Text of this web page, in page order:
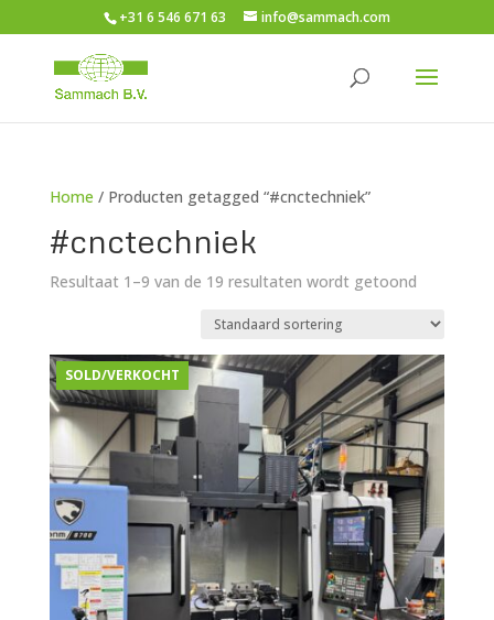
+31 6 546 671 63 info@sammach.com
Home / Producten getagged “#cnctechniek”
#cnctechniek
Resultaat 1–9 van de 19 resultaten wordt getoond
SOLD/VERKOCHT